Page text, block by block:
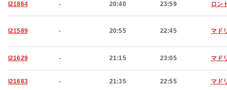
I21864 - 20:40 23:59 ロン
I21589 - 20:55 22:45 マド
I21629 - 21:15 23:05 マド
I21683 - 21:35 22:55 マド